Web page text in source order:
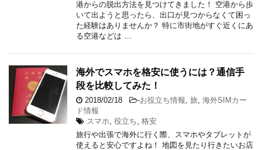
港からの脱出方法を見つけてきました！ 空港から歩
いて出ようと思ったら、出口が見つからなくて困っ
た経験はありませんか？ 特に市街地がすぐ近くにあ
る空港などは …
海外でスマホを格安に使うには？通信手
段を比較してみた！
2018/02/18 -お役立ち情報 旅 海外SIMカー
ド情報
スマホ 役立ち 格安
旅行や出張で海外に行く際、スマホやタブレットが
使えると安心ですよね！ 地図を見たり行きたいお店